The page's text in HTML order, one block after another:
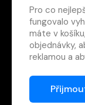
Pro co
fungovalo
máte v
objednávky,
reklamou a
Proto od
zpracováním